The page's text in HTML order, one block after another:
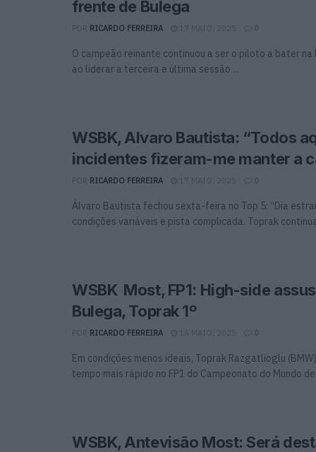
frente de Bulega
RICARDO FERREIRA 17 MAIO, 2025 0
O campeão reinante continuou a ser o piloto a bater na
ao liderar a terceira e última sessão ...
WSBK, Alvaro Bautista: “Todos
incidentes fizeram-me manter a
RICARDO FERREIRA 17 MAIO, 2025 0
Álvaro Bautista fechou sexta-feira no Top 5: “Dia
condições variáveis ​​e pista complicada. Toprak
WSBK Most, FP1: High-side
Bulega, Toprak 1º
RICARDO FERREIRA 16 MAIO, 2025 0
Em condições menos ideais, Toprak Razgatlioglu
tempo mais rápido no FP1 do Campeonato do Mundo
WSBK, Antevisão Most: Será